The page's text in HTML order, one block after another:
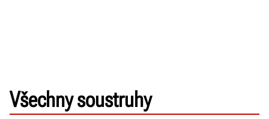
Všechny soustruhy